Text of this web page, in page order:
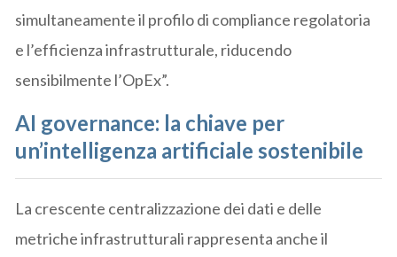
simultaneamente il profilo di compliance regolatoria
e l’efficienza infrastrutturale, riducendo
sensibilmente l’OpEx”.
AI governance: la chiave per
un’intelligenza artificiale sostenibile
La crescente centralizzazione dei dati e delle
metriche infrastrutturali rappresenta anche il